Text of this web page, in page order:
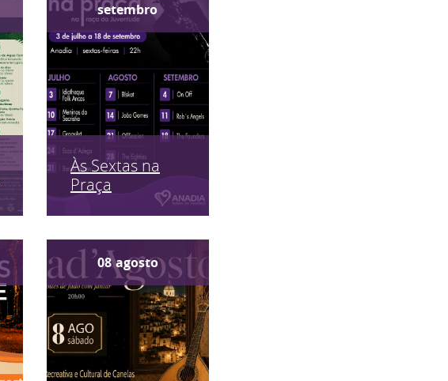
setembro
Às Sextas na
Praça
08 agosto